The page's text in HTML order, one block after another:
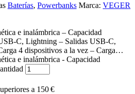
Baterías, Powerbanks Marca: VEGER
– Capacidad
C, Lightning – Salidas USB-C,
4 dispositivos a la vez – Carga
e inalámbrica - Capacidad
a 150 €